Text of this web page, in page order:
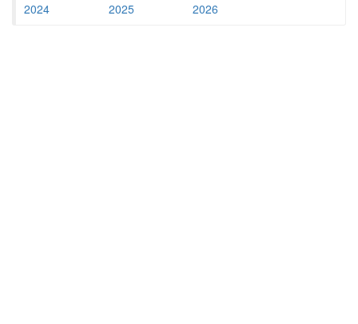
2024
2025 2026